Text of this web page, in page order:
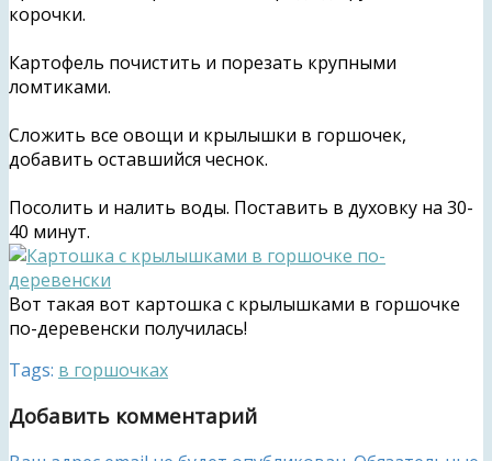
корочки.
Картофель почистить и порезать крупными
ломтиками.
Сложить все овощи и крылышки в горшочек,
добавить оставшийся чеснок.
Посолить и налить воды. Поставить в духовку на 30-
40 минут.
Вот такая вот картошка с крылышками в горшочке
по-деревенски получилась!
Tags: в горшочках
Добавить комментарий